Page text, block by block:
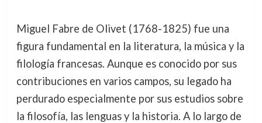
Miguel Fabre de Olivet (1768-1825) fue una
figura fundamental en la literatura, la música y la
filología francesas. Aunque es conocido por sus
contribuciones en varios campos, su legado ha
perdurado especialmente por sus estudios sobre
la filosofía, las lenguas y la historia. A lo largo de